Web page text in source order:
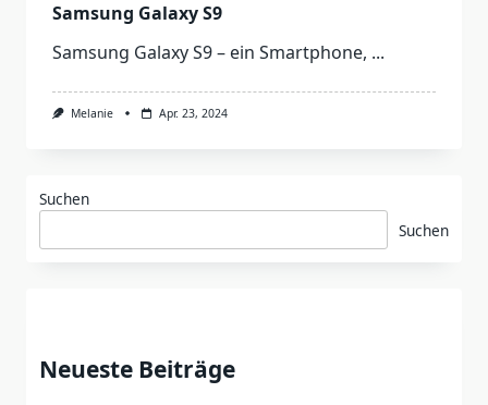
Samsung Galaxy S9
Samsung Galaxy S9 – ein Smartphone, ...
Melanie Apr. 23, 2024
Suchen
Suchen
Neueste Beiträge